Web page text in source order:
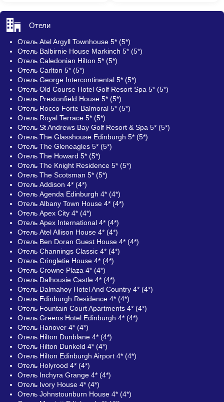
Отели
Отель Atel Argyll Townhouse 5* (5*)
Отель Balbirnie House Markinch 5* (5*)
Отель Caledonian Hilton 5* (5*)
Отель Carlton 5* (5*)
Отель George Intercontinental 5* (5*)
Отель Old Course Hotel Golf Resort Spa 5* (5*)
Отель Prestonfield House 5* (5*)
Отель Rocco Forte Balmoral 5* (5*)
Отель Royal Terrace 5* (5*)
Отель St Andrews Bay Golf Resort & Spa 5* (5*)
Отель The Glasshouse Edinburgh 5* (5*)
Отель The Gleneagles 5* (5*)
Отель The Howard 5* (5*)
Отель The Knight Residence 5* (5*)
Отель The Scotsman 5* (5*)
Отель Addison 4* (4*)
Отель Agenda Edinburgh 4* (4*)
Отель Albany Town House 4* (4*)
Отель Apex City 4* (4*)
Отель Apex International 4* (4*)
Отель Atel Allison House 4* (4*)
Отель Ben Doran Guest House 4* (4*)
Отель Channings Classic 4* (4*)
Отель Cringletie House 4* (4*)
Отель Crowne Plaza 4* (4*)
Отель Dalhousie Castle 4* (4*)
Отель Dalmahoy Hotel And Country 4* (4*)
Отель Edinburgh Residence 4* (4*)
Отель Fountain Court Apartments 4* (4*)
Отель Greens Hotel Edinburgh 4* (4*)
Отель Hanover 4* (4*)
Отель Hilton Dunblane 4* (4*)
Отель Hilton Dunkeld 4* (4*)
Отель Hilton Edinburgh Airport 4* (4*)
Отель Holyrood 4* (4*)
Отель Inchyra Grange 4* (4*)
Отель Ivory House 4* (4*)
Отель Johnstounburn House 4* (4*)